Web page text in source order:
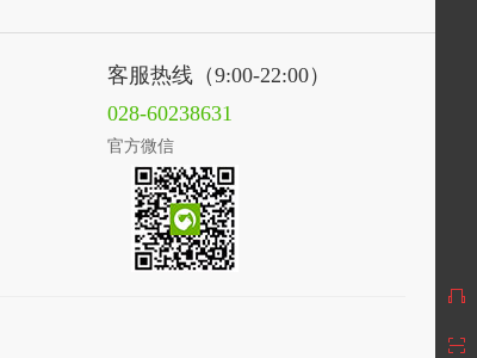
客服热线（9:00-22:00）
028-60238631
官方微信